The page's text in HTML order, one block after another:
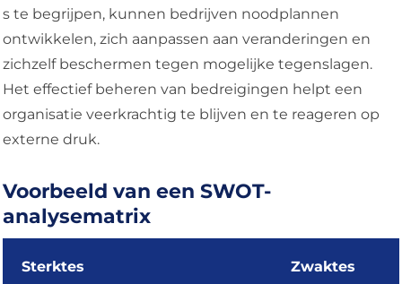
s te begrijpen, kunnen bedrijven noodplannen
ontwikkelen, zich aanpassen aan veranderingen en
zichzelf beschermen tegen mogelijke tegenslagen.
Het effectief beheren van bedreigingen helpt een
organisatie veerkrachtig te blijven en te reageren op
externe druk.
Voorbeeld van een SWOT-
analysematrix
Sterktes Zwaktes